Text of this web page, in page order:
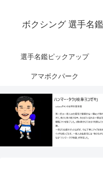
ボクシング 選手名
選手名鑑ピックアップ
アマボクパーク